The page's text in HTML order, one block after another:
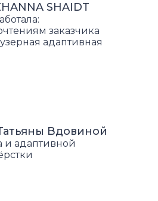
SHAIDT
заказчика
адаптивная
Вдовиной
и адаптивной